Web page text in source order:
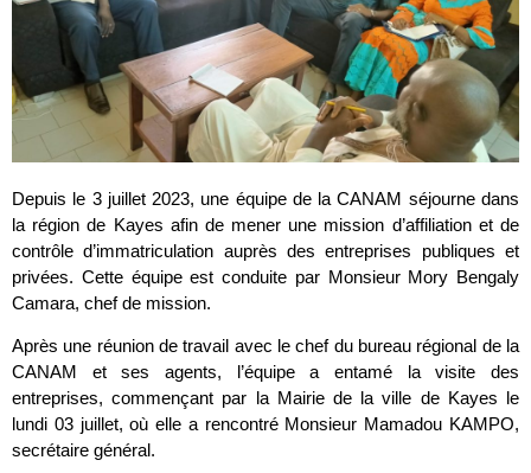
Depuis le 3 juillet 2023, une équipe de la CANAM séjourne dans
la région de Kayes afin de mener une mission d’affiliation et de
contrôle d’immatriculation auprès des entreprises publiques et
privées. Cette équipe est conduite par Monsieur Mory Bengaly
Camara, chef de mission.
Après une réunion de travail avec le chef du bureau régional de la
CANAM et ses agents, l’équipe a entamé la visite des
entreprises, commençant par la Mairie de la ville de Kayes le
lundi 03 juillet, où elle a rencontré Monsieur Mamadou KAMPO,
secrétaire général.